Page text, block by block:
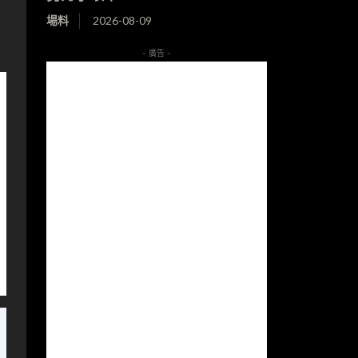
場料 2026-08-09
- 廣告 -